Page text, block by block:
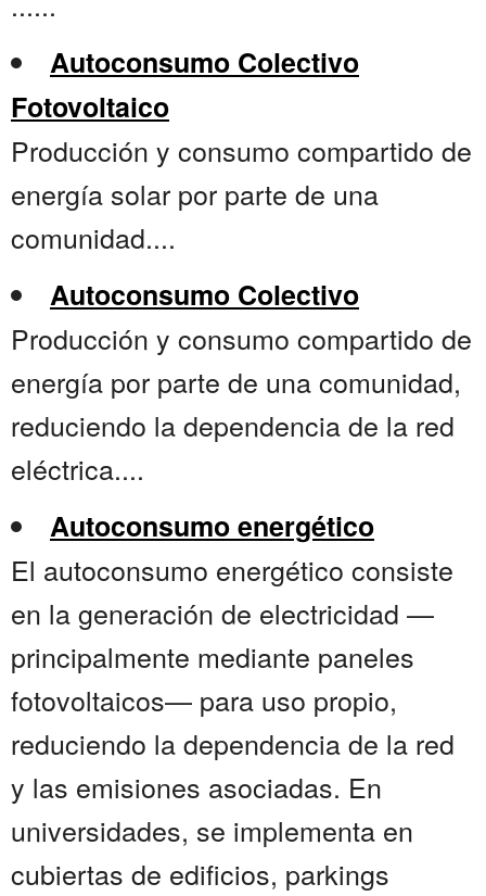
Autoconsumo Colectivo
Fotovoltaico
Producción y consumo compartido de
energía solar por parte de una
comunidad....
Autoconsumo Colectivo
Producción y consumo compartido de
energía por parte de una comunidad,
reduciendo la dependencia de la red
eléctrica....
Autoconsumo energético
El autoconsumo energético consiste
en la generación de electricidad —
principalmente mediante paneles
fotovoltaicos— para uso propio,
reduciendo la dependencia de la red
y las emisiones asociadas. En
universidades, se implementa en
cubiertas de edificios, parkings